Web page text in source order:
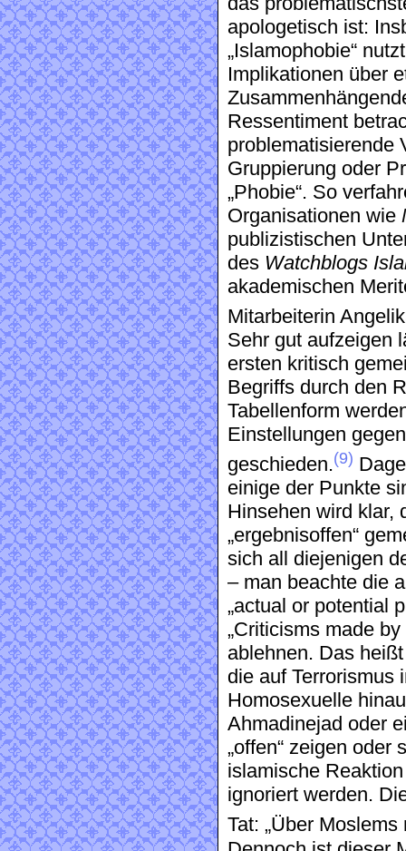
apologetisch ist:
„Islamophobie“
Implikationen über
Ressentiment
problematisierende
Gruppierung oder
„Phobie“. So
Organisationen wie
publizistischen
des Watchblogs
akademischen
Mitarbeiterin
Sehr gut aufzeigen
ersten kritisch
Begriffs durch den
Tabellenform
Einstellungen
geschieden.(9)
einige der Punkte
Hinsehen wird klar,
„ergebnisoffen“
sich all diejenigen
– man beachte die
„actual or potential
„Criticisms made
ablehnen. Das
die auf Terrorismus
Homosexuelle
Ahmadinejad oder
„offen“ zeigen oder
islamische
ignoriert werden.
Tat: „Über Moslems